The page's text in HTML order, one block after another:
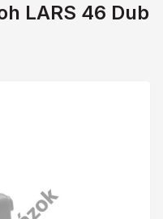
LARS 46 Dub